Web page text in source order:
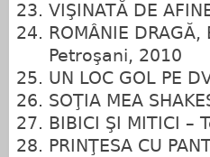
VIŞINATĂ DE
ROMÂNIE
Petroşani, 2010
UN LOC GOL PE
SOŢIA MEA
BIBICI ŞI MITICI
PRINŢESA CU